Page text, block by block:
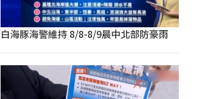
白海豚海警維持 8/8-8/9晨中北部防豪雨